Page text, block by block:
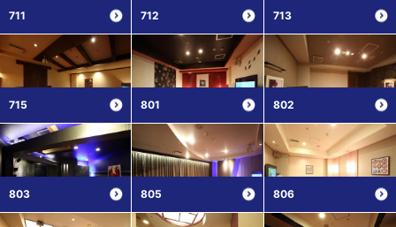
711 712 713
715 801 802
803 805 806